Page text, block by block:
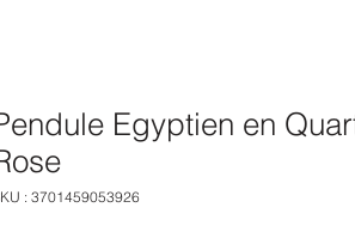
Egyptien en
: 3701459053926